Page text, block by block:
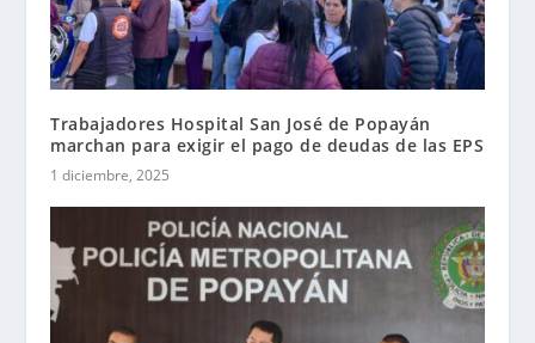
Trabajadores Hospital San José de Popayán
marchan para exigir el pago de deudas de las EPS
1 diciembre, 2025